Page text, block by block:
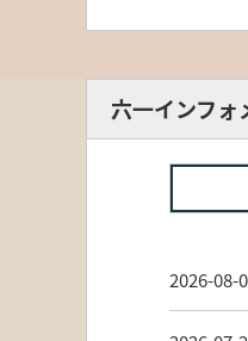
六一インフォ
2026-08-